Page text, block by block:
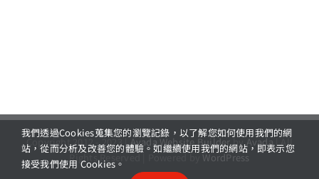
Copyright 2012 - 2023 |Avada Website BuilderbyAvada| All
Rights Reserved | Powered byWordPress
我們透過Cookies蒐集您的瀏覽記錄，以了解您如何使用我們的網
站，從而分析及改善您的體驗。如繼續使用我們的網站，即表示您
接受我們使用 Cookies。